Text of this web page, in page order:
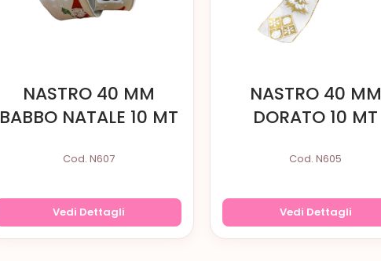
NASTRO 40 MM
BABBO NATALE 10 MT
Cod. N607
Vedi Dettagli
NASTRO 40 MM
DORATO 10 MT
Cod. N605
Vedi Dettagli